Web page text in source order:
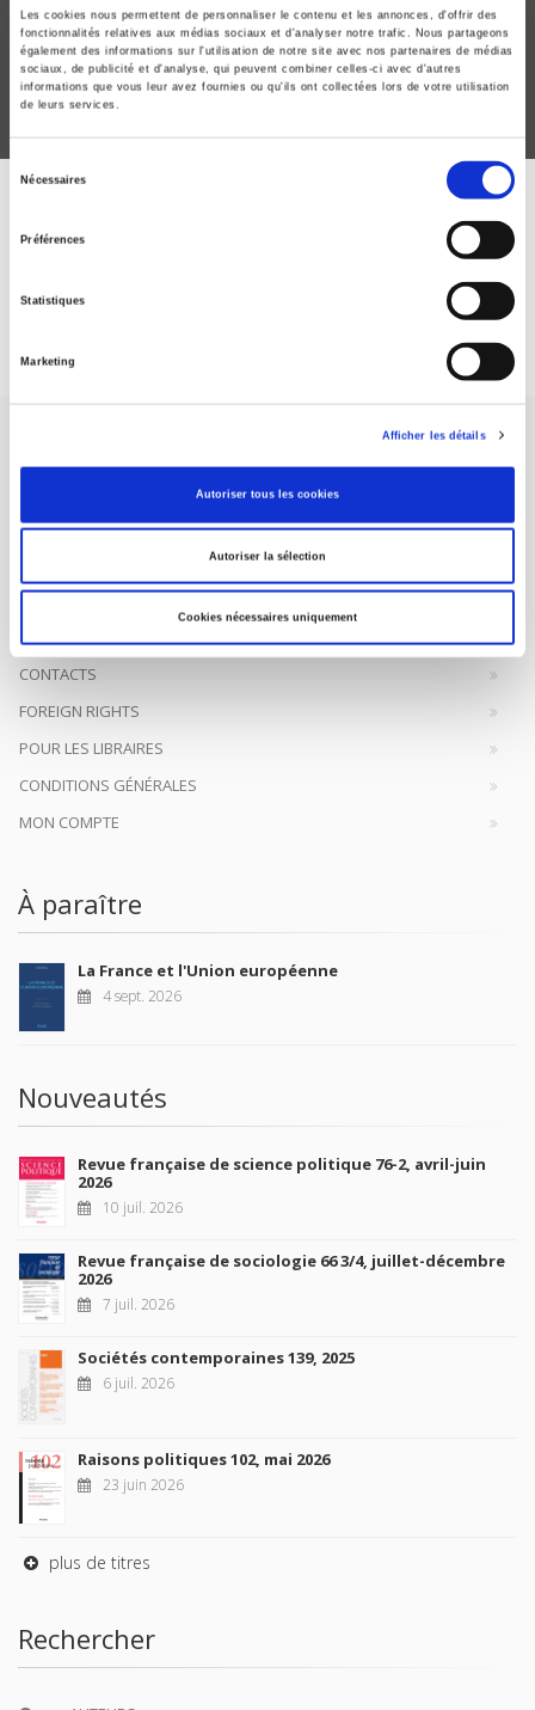
Les cookies nous permettent de personnaliser le contenu et les annonces, d'offrir des
fonctionnalités relatives aux médias sociaux et d'analyser notre trafic. Nous partageons
également des informations sur l'utilisation de notre site avec nos partenaires de médias
sociaux, de publicité et d'analyse, qui peuvent combiner celles-ci avec d'autres
informations que vous leur avez fournies ou qu'ils ont collectées lors de votre utilisation
de leurs services.
Sélection
Nécessaires
Préférences
Statistiques
Marketing
Afficher les détails
Autoriser tous les cookies
Autoriser la sélection
Cookies nécessaires uniquement
Anne Jonchery, Sylvie Octobre
Emmanuel Ethis
ABONNEZ-VOUS À NOS
Maison d'édition dédiée aux sciences humaines et sociales, les
à la transmission des savoirs et des idéescontinuer
CONTACTS
FOREIGN RIGHTS
POUR LES LIBRAIRES
CONDITIONS GÉNÉRALES
MON COMPTE
À paraître
La France et l'Union européenne
4 sept. 2026
Nouveautés
Revue française de science politique 76-2, avril-juin
2026
10 juil. 2026
Revue française de sociologie 66 3/4, juillet-décembre
2026
7 juil. 2026
Sociétés contemporaines 139, 2025
6 juil. 2026
Raisons politiques 102, mai 2026
23 juin 2026
plus de titres
Rechercher